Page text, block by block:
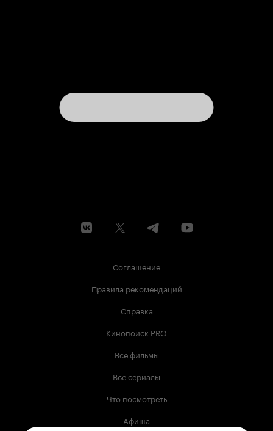
Соглашение
Правила рекомендаций
Справка
Кинопоиск PRO
Все фильмы
Все сериалы
Что посмотреть
Афиша